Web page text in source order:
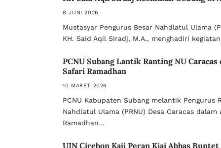
8 JUNI 2026
Mustasyar Pengurus Besar Nahdlatul Ulama
KH. Said Aqil Siradj, M.A., menghadiri
PCNU Subang Lantik Ranting NU Caracas
Safari Ramadhan
10 MARET 2026
PCNU Kabupaten Subang melantik Pengurus
Nahdlatul Ulama (PRNU) Desa Caracas dalam
Ramadhan…
UIN Cirebon Kaji Peran Kiai Abbas Buntet